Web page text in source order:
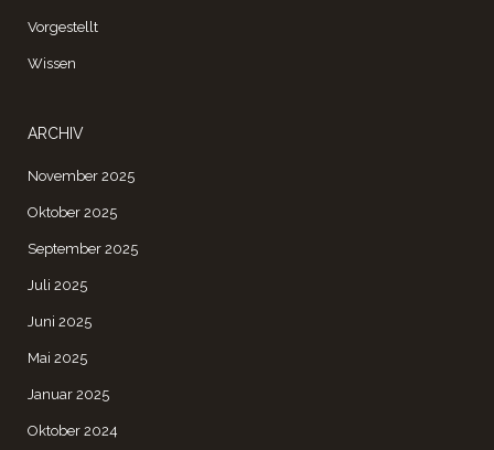
Vorgestellt
Wissen
ARCHIV
November 2025
Oktober 2025
September 2025
Juli 2025
Juni 2025
Mai 2025
Januar 2025
Oktober 2024